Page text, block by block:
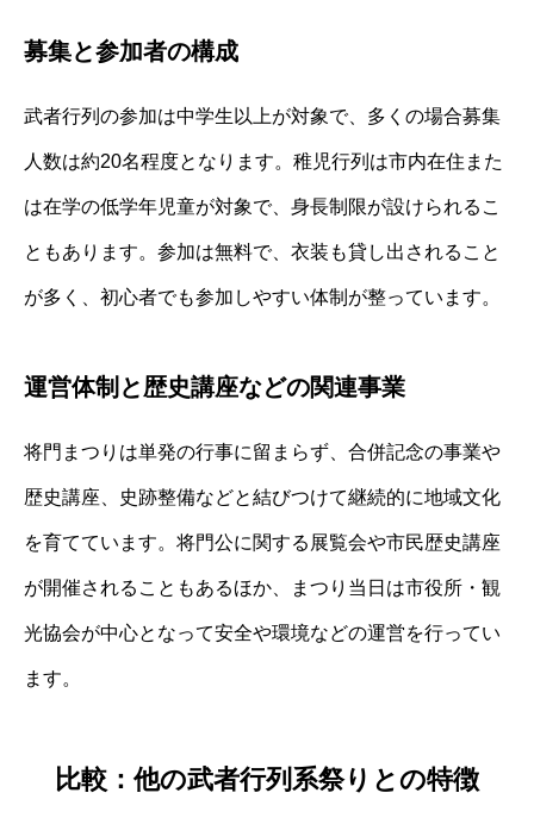
募集と参加者の構成
武者行列の参加は中学生以上が対象で、多くの場合募集
人数は約20名程度となります。稚児行列は市内在住また
は在学の低学年児童が対象で、身長制限が設けられるこ
ともあります。参加は無料で、衣装も貸し出されること
が多く、初心者でも参加しやすい体制が整っています。
運営体制と歴史講座などの関連事業
将門まつりは単発の行事に留まらず、合併記念の事業や
歴史講座、史跡整備などと結びつけて継続的に地域文化
を育てています。将門公に関する展覧会や市民歴史講座
が開催されることもあるほか、まつり当日は市役所・観
光協会が中心となって安全や環境などの運営を行ってい
ます。
比較：他の武者行列系祭りとの特徴